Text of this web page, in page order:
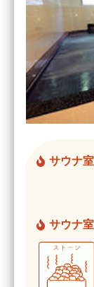
サウナ
サウナ